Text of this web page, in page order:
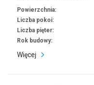
Powierzchnia:
Liczba pokoi:
Liczba pięter:
Rok budowy:
Więcej